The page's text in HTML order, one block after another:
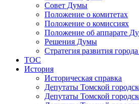
Совет Думы
Положение о комитетах
Положение о комиссиях
Положение об аппарате
Решения Думы
Стратегия развития
ТОС
История
Историческая справка
Депутаты Томской
Депутаты Томской